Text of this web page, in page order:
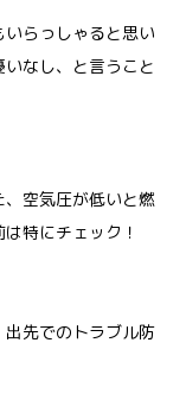
らっしゃると思い
なし、と言うこと
空気圧が低いと燃
特にチェック！
先でのトラブル防